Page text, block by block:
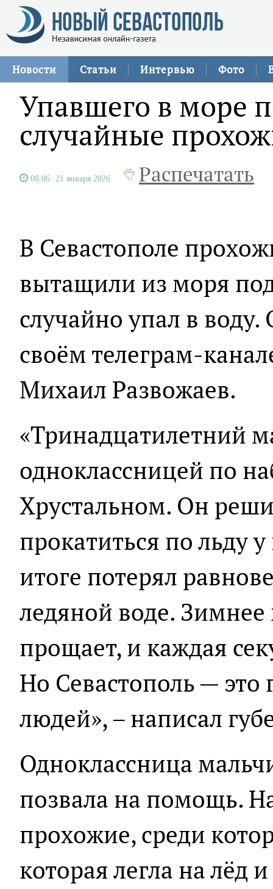
Новости Статьи Интервью Фото
Упавшего в море
случайные
08:06 21 января 2026 Распечатать
В Севастополе
вытащили из моря
случайно упал в
своём телеграм-
Михаил Развожаев.
«Тринадцатилетний
одноклассницей по
Хрустальном. Он
прокатиться по льду
итоге потерял
ледяной воде.
прощает, и каждая
Но Севастополь —
людей», – написал
Одноклассница
позвала на помощь.
прохожие, среди
которая легла на лёд